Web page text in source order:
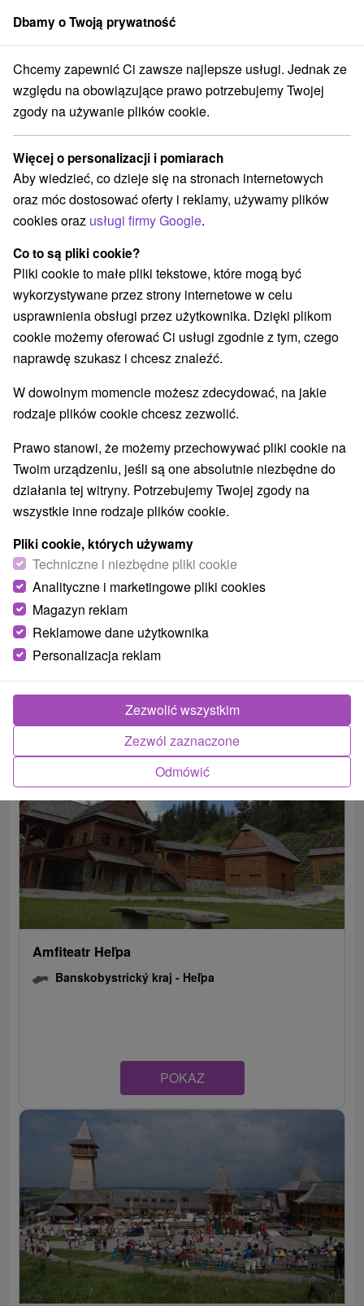
członek grupySorger
Atrakcje na Słowacji Amfiteatry i kina w przyrodzie w Tatrach
Amfiteatry i kina w przyrodzie w
Tatrach
Kategorie
Wszystkie kategorie
Zamki(1)
Areny laserowe i paintball
Wieże obserwacyjne i chodniki(5)
Zamki, pałace, ruiny(3)
Loty widokowe i rejsy wycieczkowe(1) Sporty(11)
Jazda konna(3) Skanseny (6) Chaty górskie(19)
Ośrodki i miasteczka dziecięce(8)
Parki miejskie i zamkowe(2) Źródła(6)
Pola golfowe(3) Amfiteatry i kina w przyrodzie
Túry a turistické chodníky Escaperoom (2)
Jaskinie Tory bobslejowe (2) Kolejki linowe (4)
Atrakcje z adrenaliną(21) Atrakcje turystyczne (29)
Muzea i galerie (15)
Ogrody zoologiczne i fermy zwierząt
Ogrody botaniczne(2)
Jeziora, jeziora, zbiorniki wodne (29) Tarcze
Atrakcje dla dzieci(52) Zabytki techniki(4)
Wodospady(14) Kościoły drewniane
Aquaparki, baseny(8)
Wsie i miasta
Heľpa(1)
Amfiteatr Heľpa
Banskobystrický kraj - Heľpa
POKAZ
Dbamy o Twoją prywatność
Chcemy zapewnić Ci zawsze najlepsze usługi. Jednak ze
względu na obowiązujące prawo potrzebujemy Twojej
zgody na używanie plików cookie.
Więcej o personalizacji i pomiarach
Aby wiedzieć, co dzieje się na stronach internetowych
oraz móc dostosować oferty i reklamy, używamy plików
cookies oraz usługi firmy Google.
Co to są pliki cookie?
Pliki cookie to małe pliki tekstowe, które mogą być
wykorzystywane przez strony internetowe w celu
usprawnienia obsługi przez użytkownika. Dzięki plikom
cookie możemy oferować Ci usługi zgodnie z tym, czego
naprawdę szukasz i chcesz znaleźć.
W dowolnym momencie możesz zdecydować, na jakie
rodzaje plików cookie chcesz zezwolić.
Prawo stanowi, że możemy przechowywać pliki cookie na
Twoim urządzeniu, jeśli są one absolutnie niezbędne do
działania tej witryny. Potrzebujemy Twojej zgody na
wszystkie inne rodzaje plików cookie.
Pliki cookie, których używamy
Techniczne i niezbędne pliki cookie
Analityczne i marketingowe pliki cookies
Magazyn reklam
Reklamowe dane użytkownika
Personalizacja reklam
Odmówić
Zezwól zaznaczone
Zezwolić wszystkim